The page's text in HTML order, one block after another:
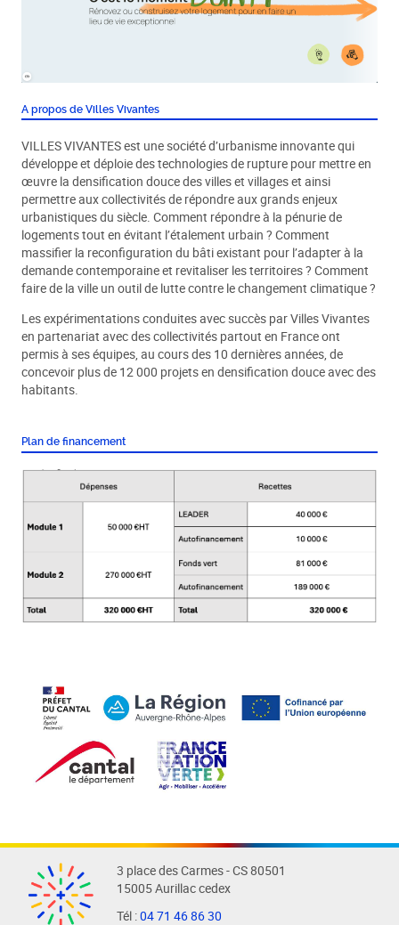
A propos de Villes Vivantes
VILLES VIVANTES est une société d’urbanisme innovante qui
développe et déploie des technologies de rupture pour mettre en
œuvre la densification douce des villes et villages et ainsi
permettre aux collectivités de répondre aux grands enjeux
urbanistiques du siècle. Comment répondre à la pénurie de
logements tout en évitant l’étalement urbain ? Comment
massifier la reconfiguration du bâti existant pour l’adapter à la
demande contemporaine et revitaliser les territoires ? Comment
faire de la ville un outil de lutte contre le changement climatique ?
Les expérimentations conduites avec succès par Villes Vivantes
en partenariat avec des collectivités partout en France ont
permis à ses équipes, au cours des 10 dernières années, de
concevoir plus de 12 000 projets en densification douce avec des
habitants.
Plan de financement
3 place des Carmes - CS 80501
15005 Aurillac cedex
Tél :04 71 46 86 30